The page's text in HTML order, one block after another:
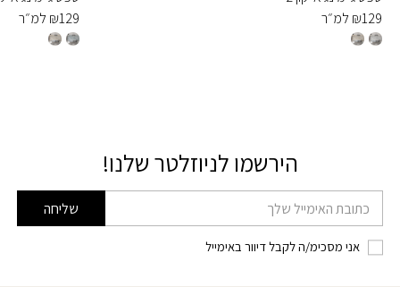
₪129 למ״ר
₪129 למ״ר
הירשמו לניוזלטר שלנו!
דוא׳׳ל שליחה
אני מסכימ/ה לקבל דיוור באימייל